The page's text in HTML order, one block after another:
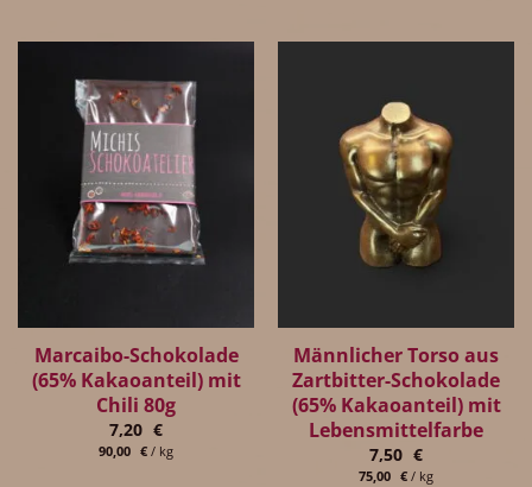
Marcaibo-Schokolade
(65% Kakaoanteil) mit
Chili 80g
7,20 €
90,00 € / kg
Männlicher Torso aus
Zartbitter-Schokolade
(65% Kakaoanteil) mit
Lebensmittelfarbe
7,50 €
75,00 € / kg